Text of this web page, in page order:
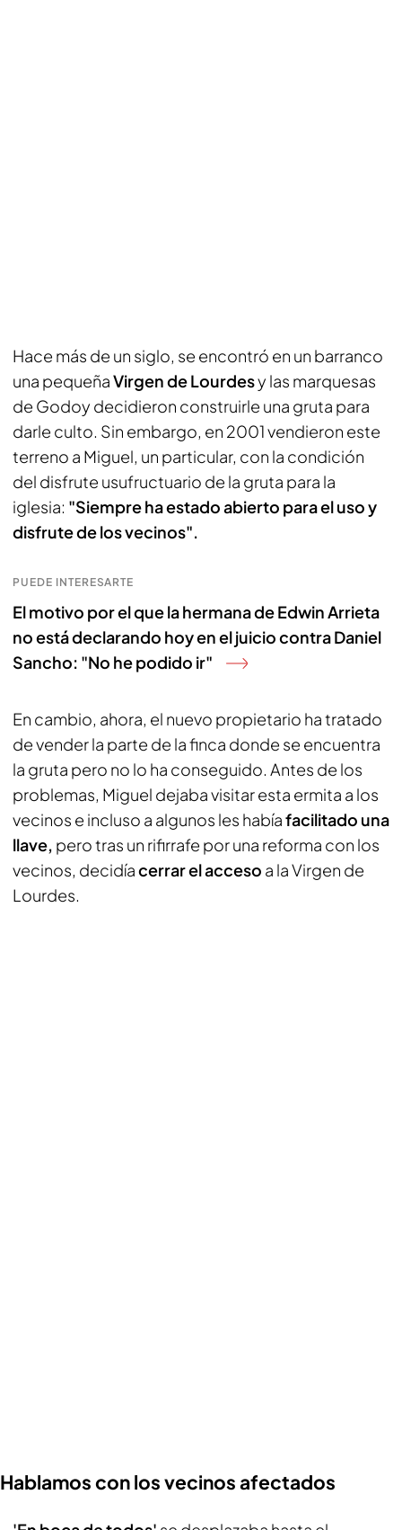
Hace más de un siglo, se encontró en un barranco
una pequeñaVirgen de Lourdesy las marquesas
de Godoy decidieron construirle una gruta para
darle culto. Sin embargo, en 2001 vendieron este
terreno a Miguel, un particular, con la condición
del disfrute usufructuario de la gruta para la
iglesia: "Siempre ha estado abierto para el uso y
disfrute de los vecinos".
PUEDE INTERESARTE
El motivo por el que la hermana de Edwin Arrieta
no está declarando hoy en el juicio contra Daniel
Sancho: "No he podido ir"
En cambio, ahora, el nuevo propietario ha tratado
de vender la parte de la finca donde se encuentra
la gruta pero no lo ha conseguido. Antes de los
problemas, Miguel dejaba visitar esta ermita a los
vecinos e incluso a algunos les habíafacilitado una
llave, pero tras un rifirrafe por una reforma con los
vecinos, decidíacerrar el acceso a la Virgen de
Lourdes.
Hablamos con los vecinos afectados